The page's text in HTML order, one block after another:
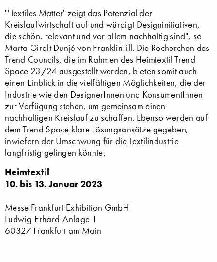
"'Textiles Matter' zeigt das Potenzial der
Kreislaufwirtschaft auf und würdigt Designinitiativen,
die schön, relevant und vor allem nachhaltig sind", so
Marta Giralt Dunjó von FranklinTill. Die Recherchen des
Trend Councils, die im Rahmen des Heimtextil Trend
Space 23/24 ausgestellt werden, bieten somit auch
einen Einblick in die vielfältigen Möglichkeiten, die der
Industrie wie den DesignerInnen und KonsumentInnen
zur Verfügung stehen, um gemeinsam einen
nachhaltigen Kreislauf zu schaffen. Ebenso werden auf
dem Trend Space klare Lösungsansätze gegeben,
inwiefern der Umschwung für die Textilindustrie
langfristig gelingen könnte.
Heimtextil
10. bis 13. Januar 2023
Messe Frankfurt Exhibition GmbH
Ludwig-Erhard-Anlage 1
60327 Frankfurt am Main